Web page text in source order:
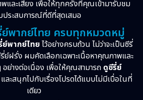
และเสียง เพื่อให้ทุกครั้งที่คุณเข้ามารับชม
ประสบการณ์ที่ดีที่สุดเสมอ
พากย์ไทย ครบทุกหมวดหมู่
ย์พากย์ไทย ไว้อย่างครบถ้วน ไม่ว่าจะเป็นซีรี่
ย์ฝรั่ง ผมคัดเลือกเฉพาะเนื้อหาคุณภาพและ
อย่างต่อเนื่อง เพื่อให้คุณสามารถ ดูซีรี่ย์
ละสนุกไปกับเรื่องโปรดได้แบบไม่มีเบื่อในที่
เดียว